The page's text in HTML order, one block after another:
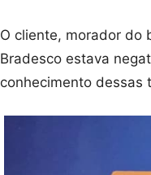
O cliente, morador do
Bradesco estava
conhecimento dessas